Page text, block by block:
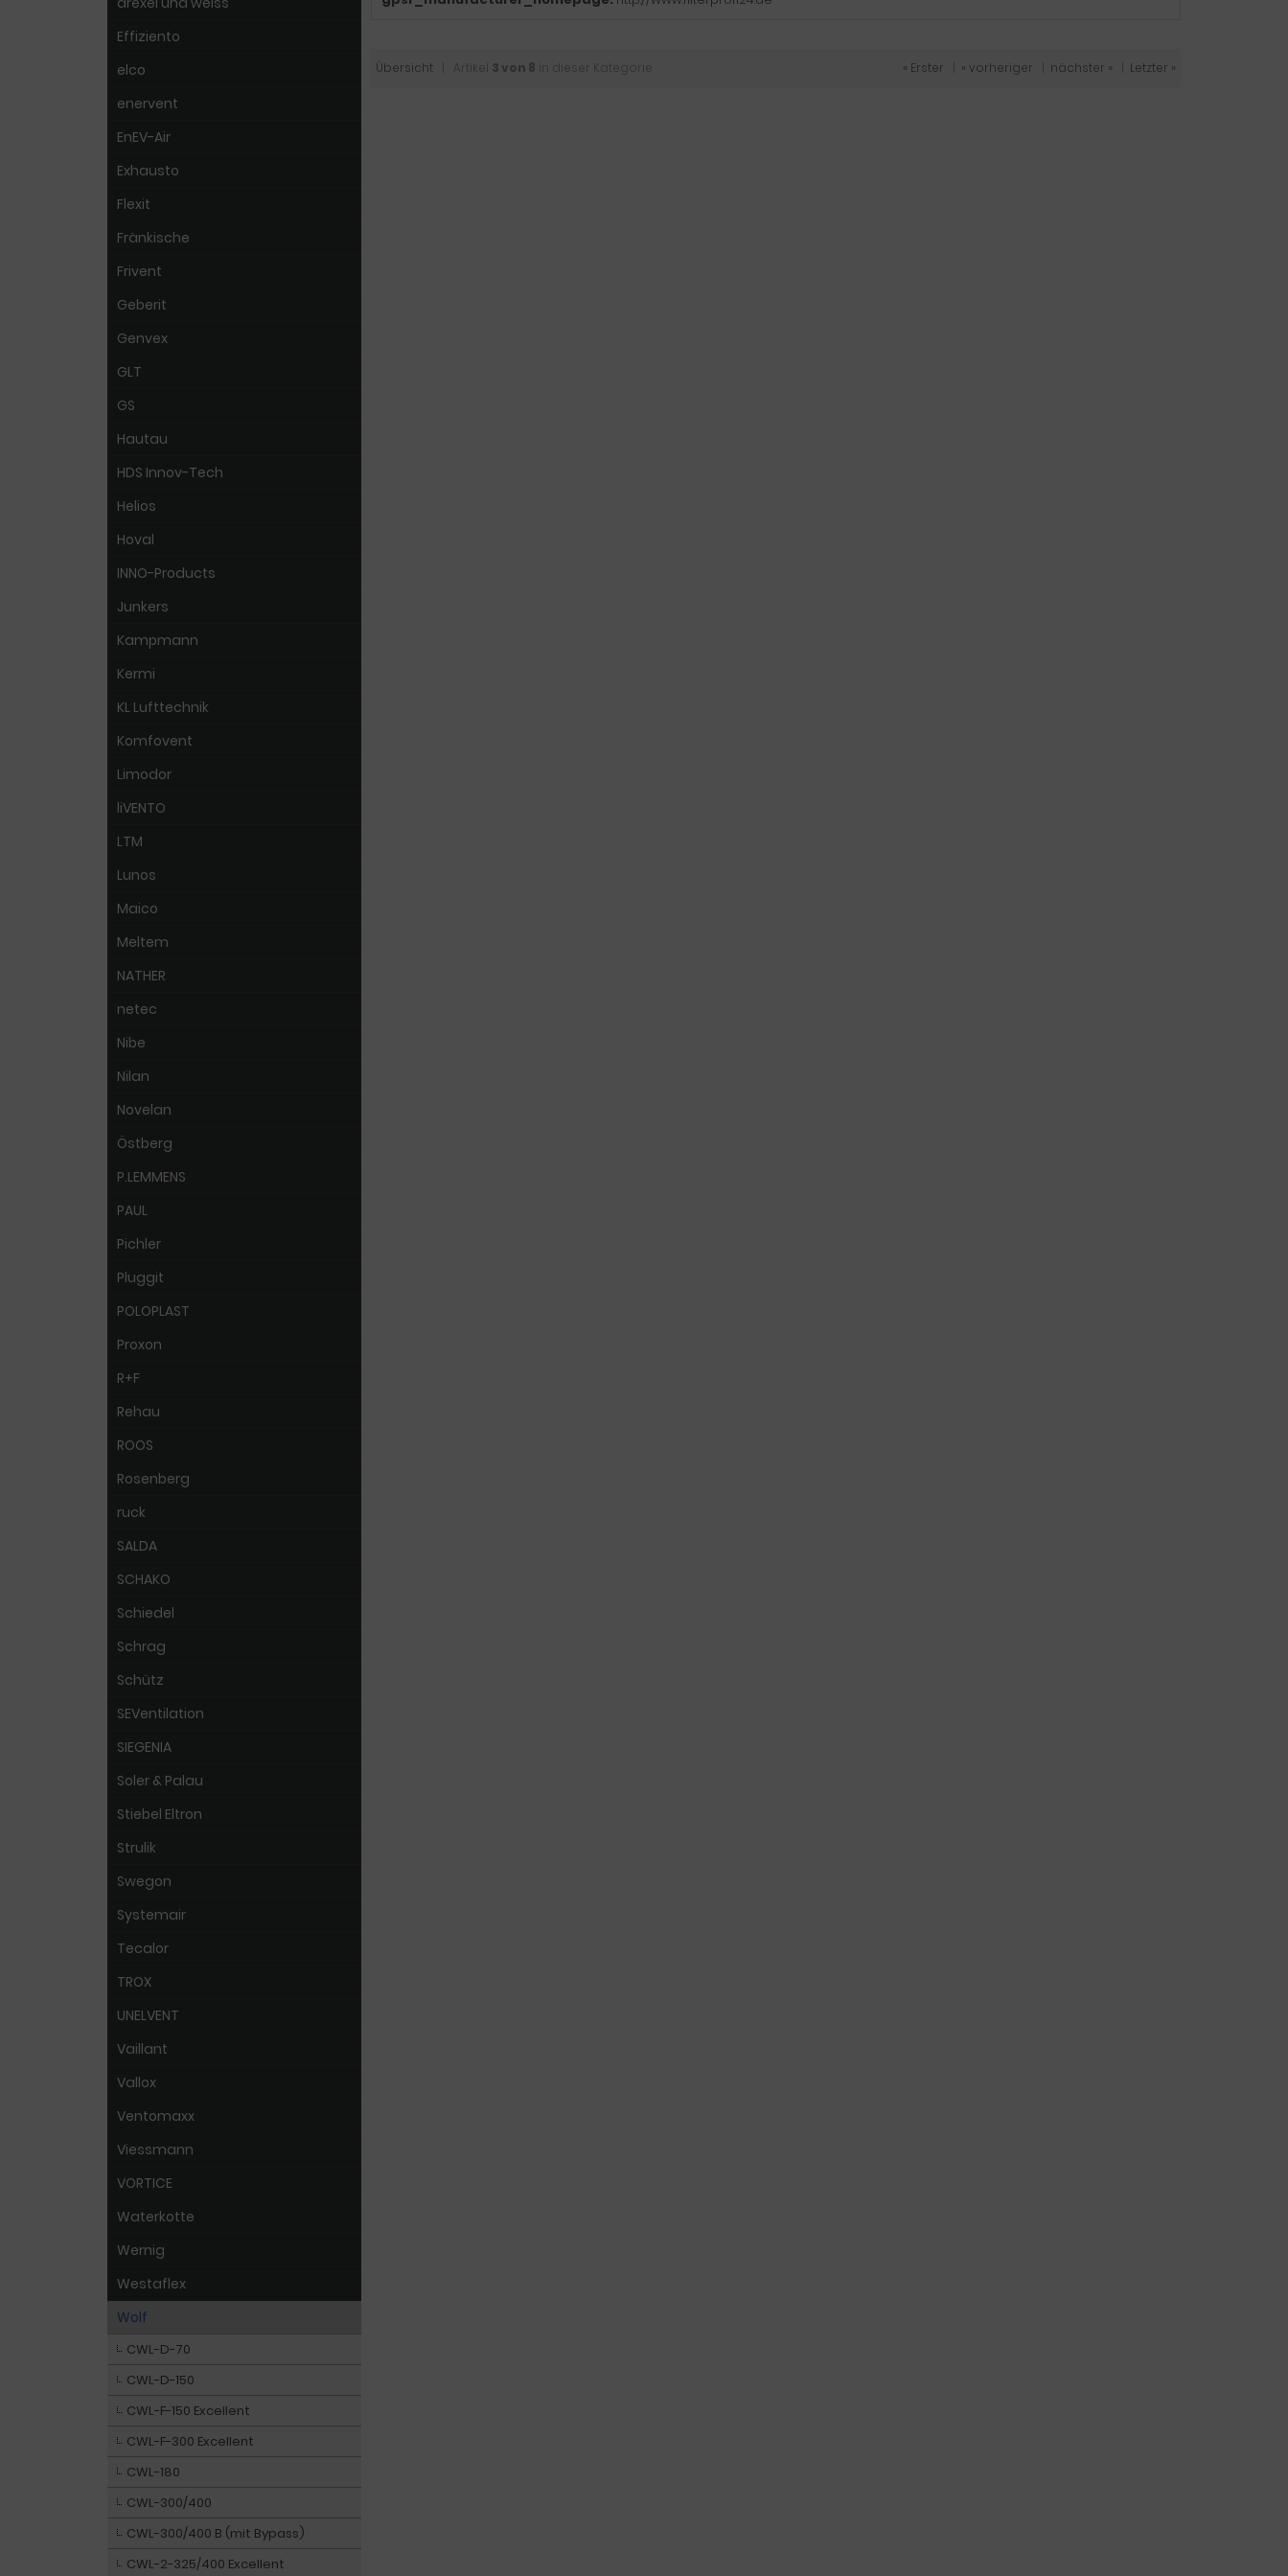
Übersicht | Artikel 3 von 8 in dieser Kategorie « Erster « vorheriger nächster » Letzter »
Effiziento
elco
enervent
EnEV-Air
Exhausto
Flexit
Fränkische
Frivent
Geberit
Genvex
GLT
GS
Hautau
HDS Innov-Tech
Helios
Hoval
INNO-Products
Junkers
Kampmann
Kermi
KL Lufttechnik
Komfovent
Limodor
liVENTO
LTM
Lunos
Maico
Meltem
NATHER
netec
Nibe
Nilan
Novelan
Östberg
P.LEMMENS
PAUL
Pichler
Pluggit
POLOPLAST
Proxon
R+F
Rehau
ROOS
Rosenberg
ruck
SALDA
SCHAKO
Schiedel
Schrag
Schütz
SEVentilation
SIEGENIA
Soler & Palau
Stiebel Eltron
Strulik
Swegon
Systemair
Tecalor
TROX
UNELVENT
Vaillant
Vallox
Ventomaxx
Viessmann
VORTICE
Waterkotte
Wernig
Westaflex
Wolf
CWL-D-70
CWL-D-150
CWL-F-150 Excellent
CWL-F-300 Excellent
CWL-180
CWL-300/400
CWL-300/400 B (mit Bypass)
CWL-2-325/400 Excellent